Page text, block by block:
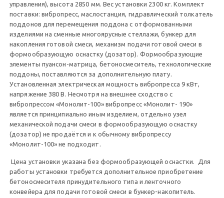
управления), высота 2850 мм. Вес установки 2300 кг. Комплект
поставки: вибропресс, маслостанция, гидравлический толкатель
поддонов для перемещения поддона с отформованными
изделиями на сменные многоярусные стеллажи, бункер для
накопления готовой смеси, механизм подачи готовой смеси в
формообразующую оснастку (дозатор). Формообразующие
элементы пуансон-матрица, бетоносмеситель, технологические
поддоны, поставляются за дополнительную плату.
Установленная электрическая мощность вибропресса 9 кВт,
напряжение 380 В. Несмотря на внешнее сходство с
вибропрессом «Монолит-100» вибропресс «Монолит- 190»
является принципиально иным изделием, отдельно узел
механической подачи смеси в формообразующую оснастку
(дозатор) не продаётся и к обычному вибропрессу
«Монолит-100» не подходит.
Цена установки указана без формообразующей оснастки. Для
работы установки требуется дополнительное приобретение
бетоносмесителя принудительного типа и ленточного
конвейера для подачи готовой смеси в бункер-накопитель.